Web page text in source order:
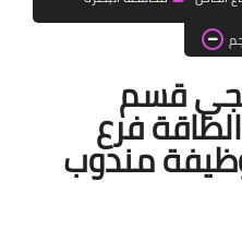
اخبار الطلبة
الاخبار العامة
قسم
فرع
مندوب